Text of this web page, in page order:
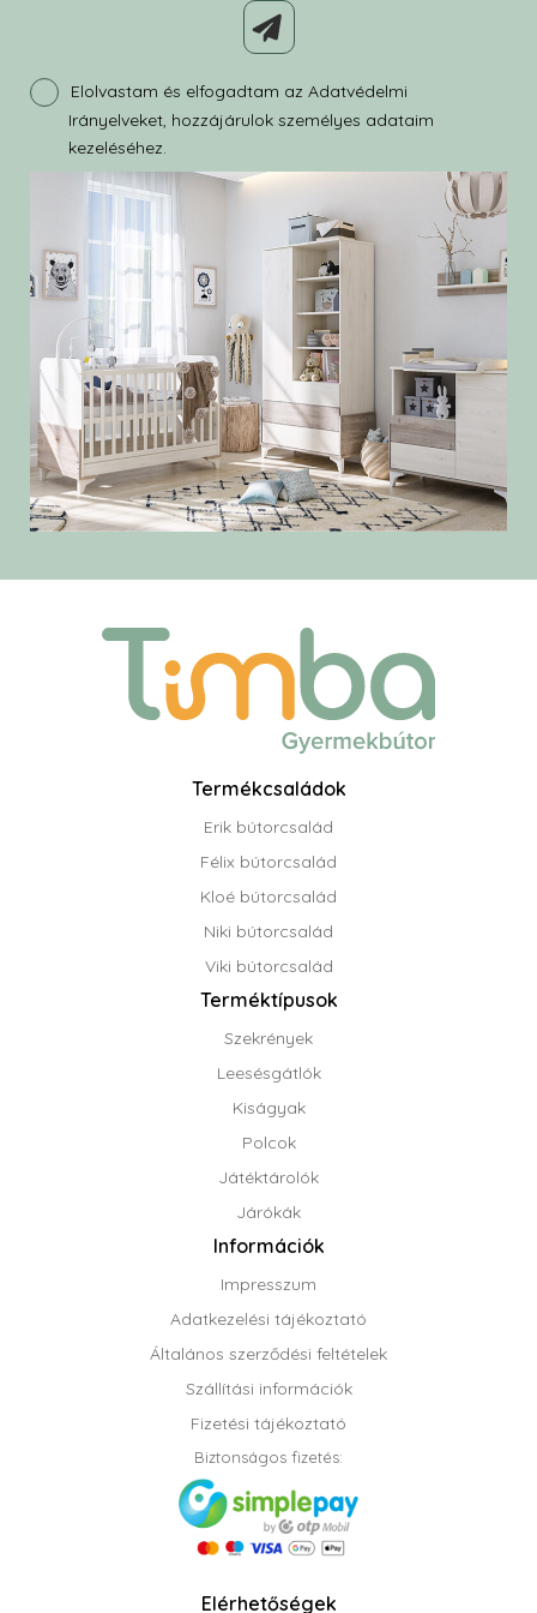
Elolvastam és elfogadtam az Adatvédelmi
Irányelveket, hozzájárulok személyes adataim
kezeléséhez.
Termékcsaládok
Erik bútorcsalád
Félix bútorcsalád
Kloé bútorcsalád
Niki bútorcsalád
Viki bútorcsalád
Terméktípusok
Szekrények
Leesésgátlók
Kiságyak
Polcok
Játéktárolók
Járókák
Információk
Impresszum
Adatkezelési tájékoztató
Általános szerződési feltételek
Szállítási információk
Fizetési tájékoztató
Biztonságos fizetés:
Elérhetőségek